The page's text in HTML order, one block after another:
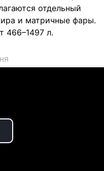
отдельный
и матричные фары.
466–1497 л.